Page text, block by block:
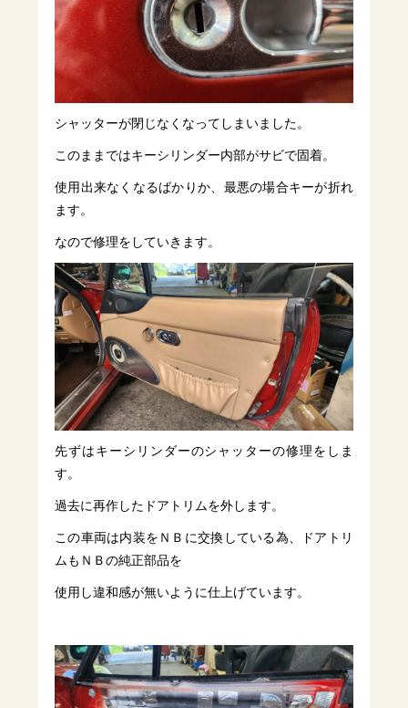
シャッターが閉じなくなってしまいました。
このままではキーシリンダー内部がサビで固着。
使用出来なくなるばかりか、最悪の場合キーが折れ
ます。
なので修理をしていきます。
先ずはキーシリンダーのシャッターの修理をしま
す。
過去に再作したドアトリムを外します。
この車両は内装をＮＢに交換している為、ドアトリ
ムもＮＢの純正部品を
使用し違和感が無いように仕上げています。